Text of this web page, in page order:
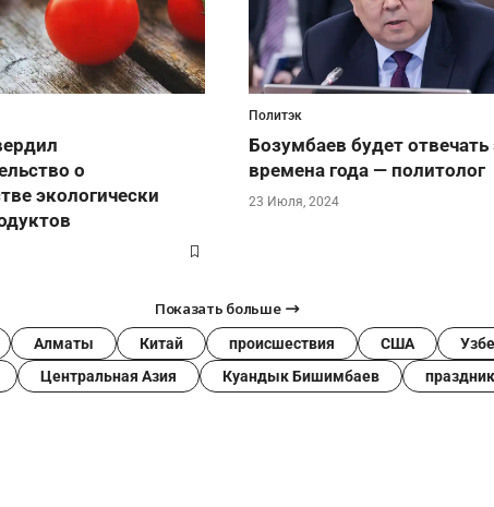
о
экологически
Политэк
Бозумбаев будет отвечать
времена года — политолог
23 Июля, 2024
Показать больше
Алматы Китай происшествия США
Центральная Азия Куандык Бишимбаев праздник